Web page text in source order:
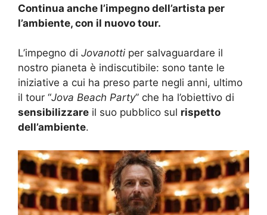
Continua anche l’impegno dell’artista per
l’ambiente, con il nuovo tour.
L’impegno di Jovanotti per salvaguardare il
nostro pianeta è indiscutibile: sono tante le
iniziative a cui ha preso parte negli anni, ultimo
il tour “Jova Beach Party” che ha l’obiettivo di
sensibilizzare il suo pubblico sul rispetto
dell’ambiente.